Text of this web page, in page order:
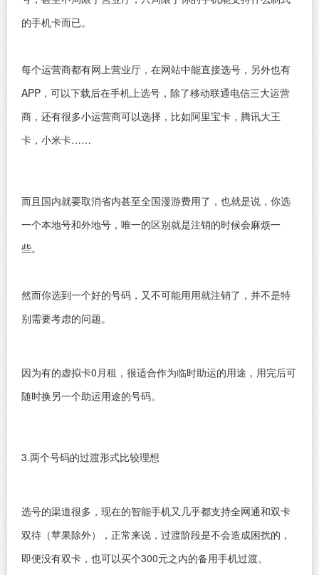
的手机卡而已。
每个运营商都有网上营业厅，在网站中能直接选号，另外也有
APP，可以下载后在手机上选号，除了移动联通电信三大运营
商，还有很多小运营商可以选择，比如阿里宝卡，腾讯大王
卡，小米卡……
而且国内就要取消省内甚至全国漫游费用了，也就是说，你选
一个本地号和外地号，唯一的区别就是注销的时候会麻烦一
些。
然而你选到一个好的号码，又不可能用用就注销了，并不是特
别需要考虑的问题。
因为有的虚拟卡0月租，很适合作为临时助运的用途，用完后可
随时换另一个助运用途的号码。
3.两个号码的过渡形式比较理想
选号的渠道很多，现在的智能手机又几乎都支持全网通和双卡
双待（苹果除外），正常来说，过渡阶段是不会造成困扰的，
即便没有双卡，也可以买个300元之内的备用手机过渡。